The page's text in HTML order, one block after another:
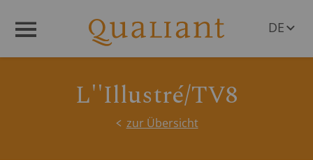
DE
L''Illustré/TV8
zur Übersicht